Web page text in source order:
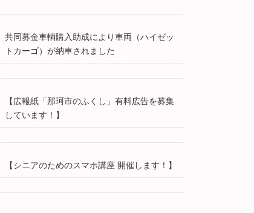
共同募金車輌購入助成により車両（ハイゼッ
トカーゴ）が納車されました
【広報紙「那珂市のふくし」有料広告を募集
しています！】
【シニアのためのスマホ講座 開催します！】